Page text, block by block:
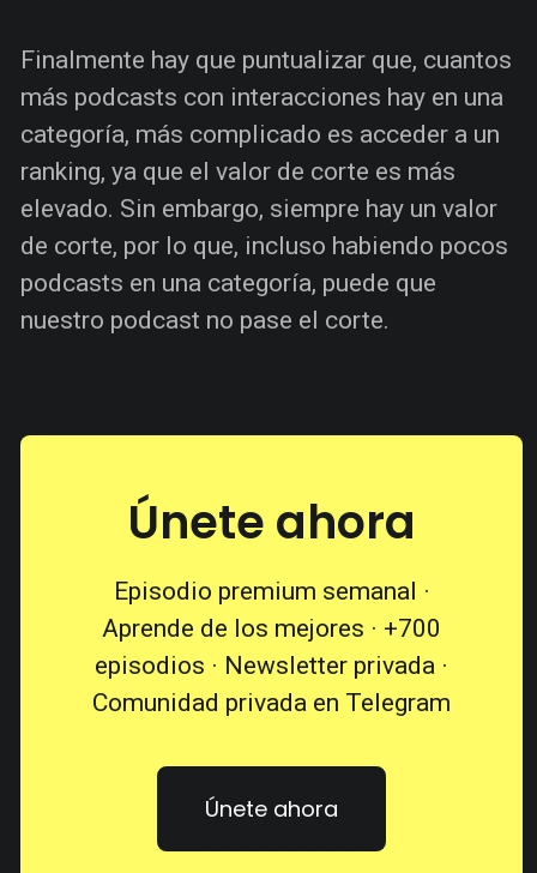
Finalmente hay que puntualizar que, cuantos
más podcasts con interacciones hay en una
categoría, más complicado es acceder a un
ranking, ya que el valor de corte es más
elevado. Sin embargo, siempre hay un valor
de corte, por lo que, incluso habiendo pocos
podcasts en una categoría, puede que
nuestro podcast no pase el corte.
Únete ahora
Episodio premium semanal ·
Aprende de los mejores · +700
episodios · Newsletter privada ·
Comunidad privada en Telegram
Únete ahora